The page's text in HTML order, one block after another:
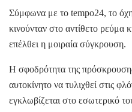
Σύμφωνα με το tempo24, το
κινούνταν στο αντίθετο
επέλθει η μοιραία σύγκρουση.
Η σφοδρότητα της
αυτοκίνητο να τυλιχθεί στις
εγκλωβίζεται στο εσωτερικό